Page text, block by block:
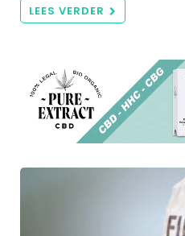
LEES VERDER